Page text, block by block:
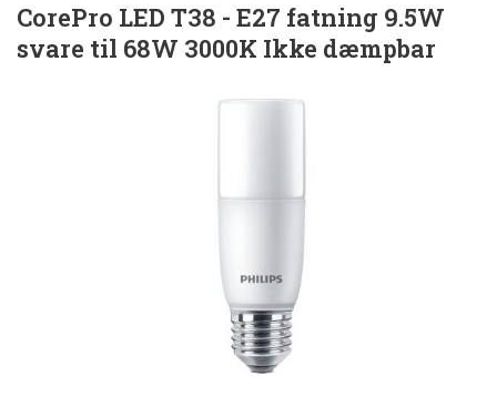
CorePro LED T38 - E27 fatning 9.5W
svare til 68W 3000K Ikke dæmpbar